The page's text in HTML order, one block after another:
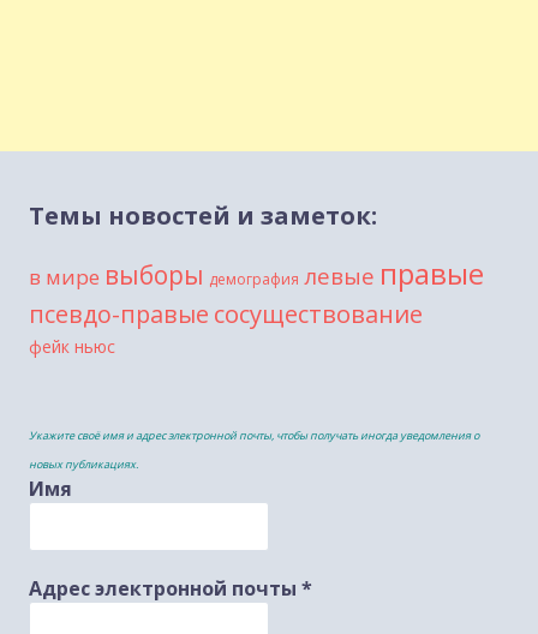
Темы новостей и заметок:
в мире выборы демография левые правые
псевдо-правые сосуществование
фейк ньюс
Укажите своё имя и адрес электронной почты, чтобы получать иногда уведомления о
новых публикациях.
Имя
Адрес электронной почты *